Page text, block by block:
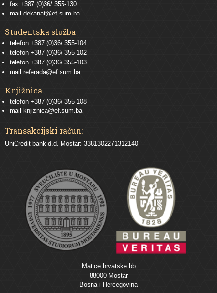
fax +387 (0)36/ 355-130
mail dekanat@ef.sum.ba
Studentska služba
telefon +387 (0)36/ 355-104
telefon +387 (0)36/ 355-102
telefon +387 (0)36/ 355-103
mail referada@ef.sum.ba
Knjižnica
telefon +387 (0)36/ 355-108
mail
knjiznica@ef.sum.ba
Transakcijski račun:
UniCredit bank d.d. Mostar: 3381302271312140
Matice hrvatske bb
88000 Mostar
Bosna i Hercegovina